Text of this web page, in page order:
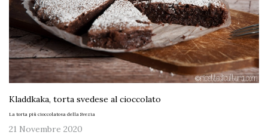
Kladdkaka, torta svedese al cioccolato
La torta più cioccolatosa della Svezia
21 Novembre 2020